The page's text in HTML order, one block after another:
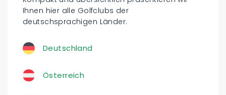
Ihnen hier alle Golfclubs der
deutschsprachigen Länder.
Deutschland
Österreich